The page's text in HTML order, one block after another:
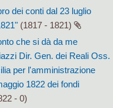
dei conti dal 23 luglio
(1817 - 1821)
che si dà da me
Dir. Gen. dei Reali Oss.
per l'amministrazione
1822 dei fondi
- 0)